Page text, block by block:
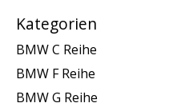
Kategorien
BMW C Reihe
BMW F Reihe
BMW G Reihe